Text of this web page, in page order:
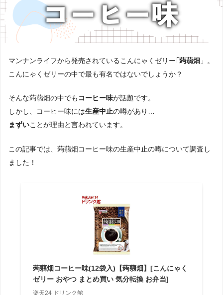
マンナンライフから発売されているこんにゃくゼリー｢ 蒟蒻畑 」。
こんにゃくゼリーの中で最も有名ではないでしょうか？
そんな蒟蒻畑の中でも コーヒー味が話題です。
しかし、コーヒー味には生産中止の噂があり…
まずいことが理由と言われています。
この記事では、蒟蒻畑コーヒー味の生産中止の噂について調査し
ました！
蒟蒻畑コーヒー味(12袋入)【蒟蒻畑】[こんにゃく
ゼリー おやつ まとめ買い 気分転換 お弁当]
楽天24 ドリンク館